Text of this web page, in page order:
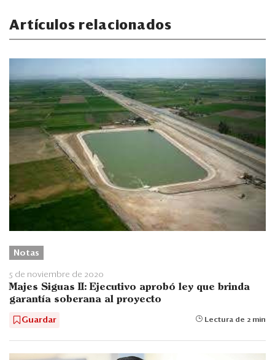
Artículos relacionados
Notas
5 de noviembre de 2020
Majes Siguas II: Ejecutivo aprobó ley que brinda
garantía soberana al proyecto
Guardar Lectura de 2 min